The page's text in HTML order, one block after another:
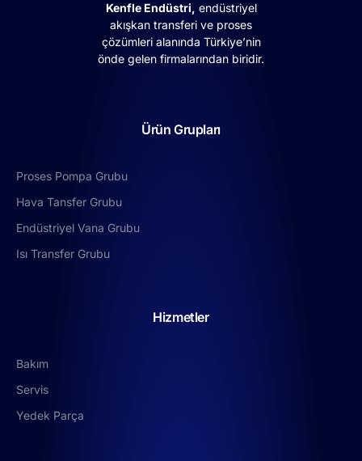
Kenfle Endüstri, endüstriyel
akışkan transferi ve proses
çözümleri alanında Türkiye’nin
önde gelen firmalarından biridir.
Ürün Grupları
Proses Pompa Grubu
Hava Tansfer Grubu
Endüstriyel Vana Grubu
Isı Transfer Grubu
Hizmetler
Bakım
Servis
Yedek Parça